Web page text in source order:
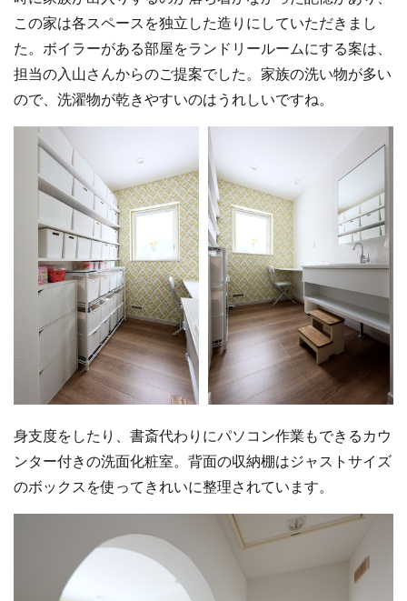
この家は各スペースを独立した造りにしていただきまし
た。ボイラーがある部屋をランドリールームにする案は、
担当の入山さんからのご提案でした。家族の洗い物が多い
ので、洗濯物が乾きやすいのはうれしいですね。
身支度をしたり、書斎代わりにパソコン作業もできるカウ
ンター付きの洗面化粧室。背面の収納棚はジャストサイズ
のボックスを使ってきれいに整理されています。